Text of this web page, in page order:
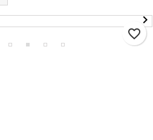
favorite_border
